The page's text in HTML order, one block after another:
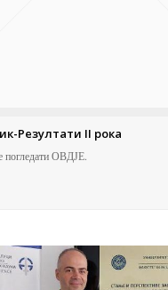
Резултати II рока
погледати ОВДЈЕ.